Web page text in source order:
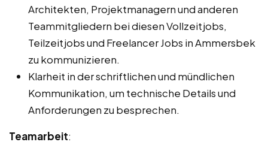
Architekten, Projektmanagern und anderen
Teammitgliedern bei diesen Vollzeitjobs,
Teilzeitjobs und Freelancer Jobs in Ammersbek
zu kommunizieren.
Klarheit in der schriftlichen und mündlichen
Kommunikation, um technische Details und
Anforderungen zu besprechen.
Teamarbeit: